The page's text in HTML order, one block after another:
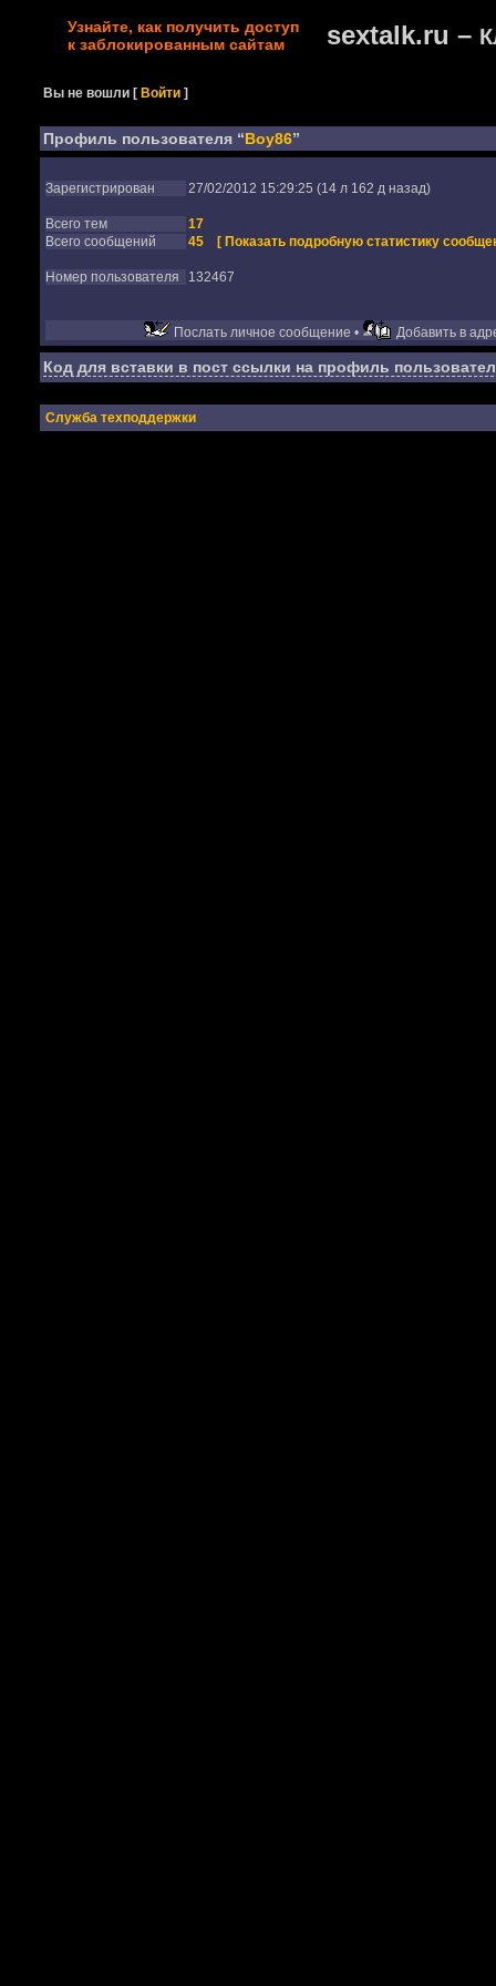
Узнайте, как получить доступ
к заблокированным сайтам
sextalk.ru –
Вы не вошли [Войти ]
Профиль пользователя “Boy86”
Зарегистрирован 27/02/2012 15:29:25 (14 л 162 д назад)
Всего тем
17
Всего сообщений
45 [ Показать подробную статистику
Номер пользователя 132467
Послать личное сообщение • Добавить в
Код для вставки в пост ссылки на профиль
Служба техподдержки